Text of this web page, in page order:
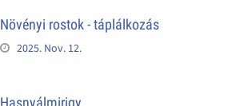
Növényi rostok - táplálkozás
2025. Nov. 12.
Hasnyálmirigy